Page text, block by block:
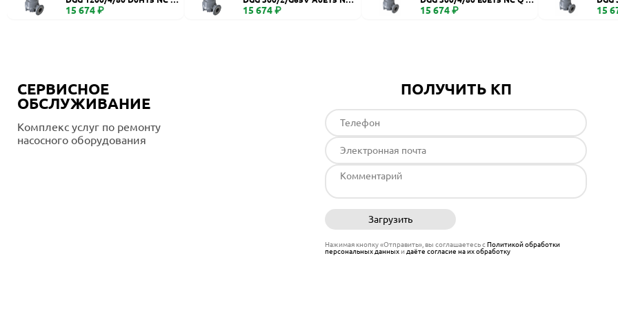
TS 2SIC 10 400Y/D
15 674 ₽
Q TS 2SIC 10 400
15 674 ₽
S 2SIC 10 400 IN-6
15 674 ₽
S
15
СЕРВИСНОЕ
ОБСЛУЖИВАНИЕ
Комплекс услуг по ремонту
насосного оборудования
ПОЛУЧИТЬ КП
Загрузить
Нажимая кнопку «Отправить», вы соглашаетесь сПолитикой обработки
персональных данныхи даёте согласие на их обработку